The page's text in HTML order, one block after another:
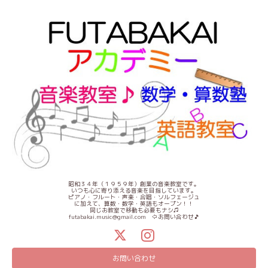
昭和３４年（１９５９年）創業の音楽教室です。
いつも心に寄り添える音楽を目指しています。
ピアノ・フルート・声楽・合唱・ソルフェージュ
に加えて、算数・数学・英語もオープン！！
同じお教室で移動も必要もナシ♫
futabakai.music@gmail.com ⇦お問い合わせ🎵
お問い合わせ